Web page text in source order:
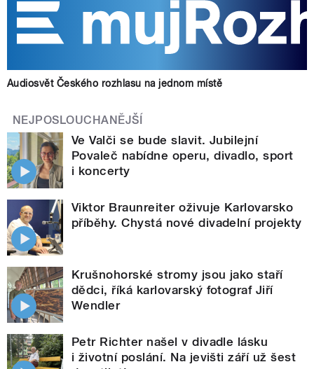
Audiosvět Českého rozhlasu na jednom místě
NEJPOSLOUCHANĚJŠÍ
Ve Valči se bude slavit. Jubilejní
Povaleč nabídne operu, divadlo, sport
i koncerty
Viktor Braunreiter oživuje Karlovarsko
příběhy. Chystá nové divadelní projekty
Krušnohorské stromy jsou jako staří
dědci, říká karlovarský fotograf Jiří
Wendler
Petr Richter našel v divadle lásku
i životní poslání. Na jevišti září už šest